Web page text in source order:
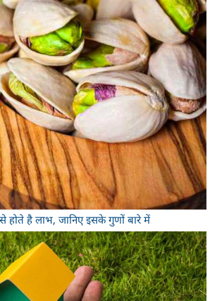
होते है लाभ, जानिए इसके गुणों बारे में